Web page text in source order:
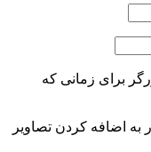
برای زمانی که
به اضافه کردن تصاویر